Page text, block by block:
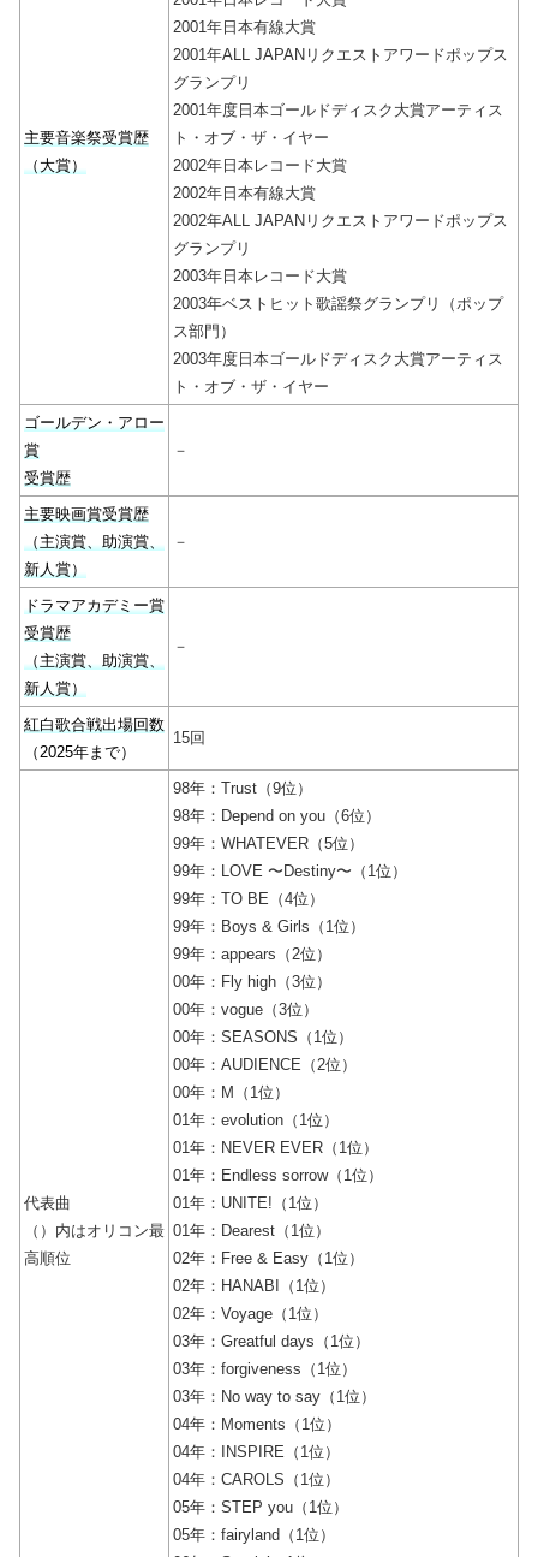
主要音楽祭受賞歴
（大賞）
2001年日本有線大賞
2001年ALL JAPANリクエストアワードポップス
グランプリ
2001年度日本ゴールドディスク大賞アーティス
ト・オブ・ザ・イヤー
2002年日本レコード大賞
2002年日本有線大賞
2002年ALL JAPANリクエストアワードポップス
グランプリ
2003年日本レコード大賞
2003年ベストヒット歌謡祭グランプリ（ポップ
ス部門）
2003年度日本ゴールドディスク大賞アーティス
ト・オブ・ザ・イヤー
ゴールデン・アロー
賞
受賞歴
－
主要映画賞受賞歴
（主演賞、助演賞、
新人賞）
－
ドラマアカデミー賞
受賞歴
（主演賞、助演賞、
新人賞）
－
紅白歌合戦出場回数
（2025年まで）
15回
代表曲
（）内はオリコン最
高順位
98年：Trust（9位）
98年：Depend on you（6位）
99年：WHATEVER（5位）
99年：LOVE 〜Destiny〜（1位）
99年：TO BE（4位）
99年：Boys & Girls（1位）
99年：appears（2位）
00年：Fly high（3位）
00年：vogue（3位）
00年：SEASONS（1位）
00年：AUDIENCE（2位）
00年：M（1位）
01年：evolution（1位）
01年：NEVER EVER（1位）
01年：Endless sorrow（1位）
01年：UNITE!（1位）
01年：Dearest（1位）
02年：Free & Easy（1位）
02年：HANABI（1位）
02年：Voyage（1位）
03年：Greatful days（1位）
03年：forgiveness（1位）
03年：No way to say（1位）
04年：Moments（1位）
04年：INSPIRE（1位）
04年：CAROLS（1位）
05年：STEP you（1位）
05年：fairyland（1位）